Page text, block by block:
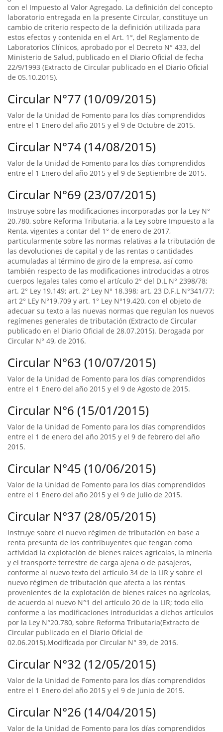
con el Impuesto al Valor Agregado. La definición del concepto
laboratorio entregada en la presente Circular, constituye un
cambio de criterio respecto de la definición utilizada para
estos efectos y contenida en el Art. 1°, del Reglamento de
Laboratorios Clínicos, aprobado por el Decreto N° 433, del
Ministerio de Salud, publicado en el Diario Oficial de fecha
22/9/1993 (Extracto de Circular publicado en el Diario Oficial
de 05.10.2015).
Circular N°77 (10/09/2015)
Valor de la Unidad de Fomento para los días comprendidos
entre el 1 Enero del año 2015 y el 9 de Octubre de 2015.
Circular N°74 (14/08/2015)
Valor de la Unidad de Fomento para los días comprendidos
entre el 1 Enero del año 2015 y el 9 de Septiembre de 2015.
Circular N°69 (23/07/2015)
Instruye sobre las modificaciones incorporadas por la Ley N°
20.780, sobre Reforma Tributaria, a la Ley sobre Impuesto a la
Renta, vigentes a contar del 1° de enero de 2017,
particularmente sobre las normas relativas a la tributación de
las devoluciones de capital y de las rentas o cantidades
acumuladas al término de giro de la empresa, así como
también respecto de las modificaciones introducidas a otros
cuerpos legales tales como el artículo 2° del D.L N° 2398/78;
art. 2° Ley 19.149; art. 2° Ley N° 18.398; art. 23 D.F.L N°341/77;
art 2° LEy N°19.709 y art. 1° Ley N°19.420, con el objeto de
adecuar su texto a las nuevas normas que regulan los nuevos
regímenes generales de tributación (Extracto de Circular
publicado en el Diario Oficial de 28.07.2015). Derogada por
Circular N° 49, de 2016.
Circular N°63 (10/07/2015)
Valor de la Unidad de Fomento para los días comprendidos
entre el 1 Enero del año 2015 y el 9 de Agosto de 2015.
Circular N°6 (15/01/2015)
Valor de la Unidad de Fomento para los días comprendidos
entre el 1 de enero del año 2015 y el 9 de febrero del año
2015.
Circular N°45 (10/06/2015)
Valor de la Unidad de Fomento para los días comprendidos
entre el 1 Enero del año 2015 y el 9 de Julio de 2015.
Circular N°37 (28/05/2015)
Instruye sobre el nuevo régimen de tributación en base a
renta presunta de los contribuyentes que tengan como
actividad la explotación de bienes raíces agrícolas, la minería
y el transporte terrestre de carga ajena o de pasajeros,
conforme al nuevo texto del artículo 34 de la LIR y sobre el
nuevo régimen de tributación que afecta a las rentas
provenientes de la explotación de bienes raíces no agrícolas,
de acuerdo al nuevo N°1 del artículo 20 de la LIR; todo ello
conforme a las modificaciones introducidas a dichos artículos
por la Ley N°20.780, sobre Reforma Tributaria(Extracto de
Circular publicado en el Diario Oficial de
02.06.2015).Modificada por Circular N° 39, de 2016.
Circular N°32 (12/05/2015)
Valor de la Unidad de Fomento para los días comprendidos
entre el 1 Enero del año 2015 y el 9 de Junio de 2015.
Circular N°26 (14/04/2015)
Valor de la Unidad de Fomento para los días comprendidos